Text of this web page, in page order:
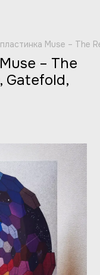
Muse – The
– The
Gatefold,